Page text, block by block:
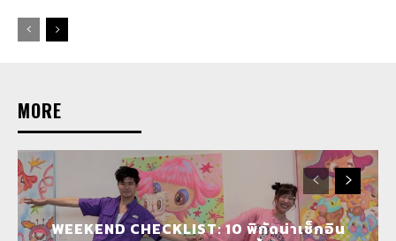
MORE
WEEKEND CHECKLIST: 10 พิกัดน่าเช็กอิน